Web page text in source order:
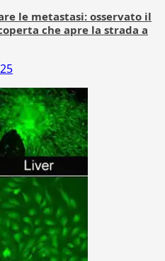
le metastasi: osservato il
che apre la strada a